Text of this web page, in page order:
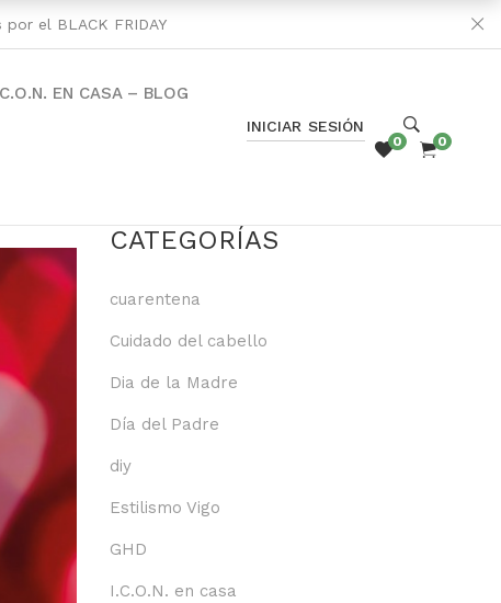
el BLACK FRIDAY
EN CASA – BLOG
INICIAR SESIÓN
0 0
CATEGORÍAS
cuarentena
Cuidado del cabello
Dia de la Madre
Día del Padre
diy
Estilismo Vigo
GHD
I.C.O.N. en casa